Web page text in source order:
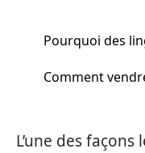
Pourquoi des
Comment
L’une des